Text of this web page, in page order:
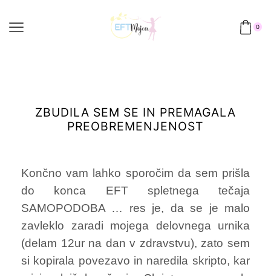
0
ZBUDILA SEM SE IN PREMAGALA
PREOBREMENJENOST
Končno vam lahko sporočim da sem prišla
do konca EFT spletnega tečaja
SAMOPODOBA … res je, da se je malo
zavleklo zaradi mojega delovnega urnika
(delam 12ur na dan v zdravstvu), zato sem
si kopirala povezavo in naredila skripto, kar